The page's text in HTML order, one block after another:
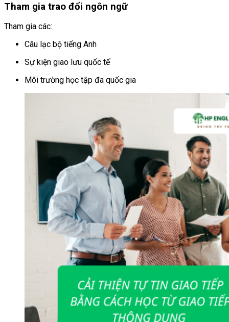
Tham gia trao đổi ngôn ngữ
Tham gia các:
Câu lạc bộ tiếng Anh
Sự kiện giao lưu quốc tế
Môi trường học tập đa quốc gia